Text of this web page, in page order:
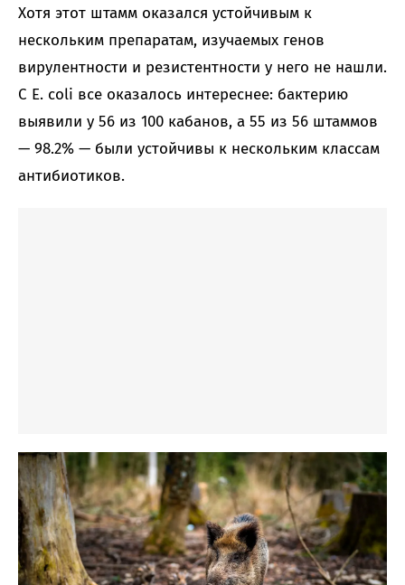
Хотя этот штамм оказался устойчивым к
нескольким препаратам, изучаемых генов
вирулентности и резистентности у него не нашли.
С E. coli все оказалось интереснее: бактерию
выявили у 56 из 100 кабанов, а 55 из 56 штаммов
— 98.2% — были устойчивы к нескольким классам
антибиотиков.